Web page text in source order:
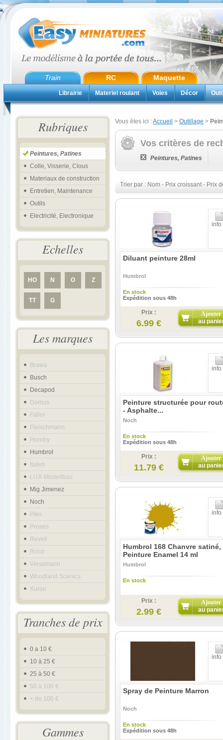
Train RC Maquette
Librairie Materiel roulant Voies Décor
Rubriques
Peintures, Patines
Colle, Visserie, Clous
Materiaux de construction
Entretien, Maintenance
Outils
Electricité, Electronique
Echelles
HO N O Z
TT G
Les marques
Brawa
Busch
Decapod
Domus
Faller
Fleischmann
Hornby
Humbrol
Italeri
LUX-Modellbau
Mig Jimenez
Noch
Piko
Proses
Revell
Roco
Viessmann
Woodland Scenics
Xuron
Tranches de prix
0 a 10 €
10 à 25 €
25 à 50 €
50 à 100 €
+ de 100 €
Gammes
Vous êtes ici :Accueil > Outillage >
Vos critères de
Peintures, Patines
Trier par : Nom - Prix croissant- Prix
info
Diluant peinture 28ml
Humbrol
En stock
Expédition sous 48h
Prix :
6.99 €
Ajouter
au
info
Peinture structurée pour
- Asphalte...
Noch
En stock
Expédition sous 48h
Prix :
11.79 €
Ajouter
au
info
Humbrol 168 Chanvre satiné,
Peinture Enamel 14 ml
Humbrol
En stock
Prix :
2.99 €
Ajouter
au
info
Spray de Peinture Marron
Noch
En stock
Expédition sous 48h